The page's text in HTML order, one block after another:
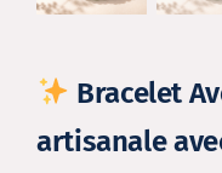
Bracelet
artisanale